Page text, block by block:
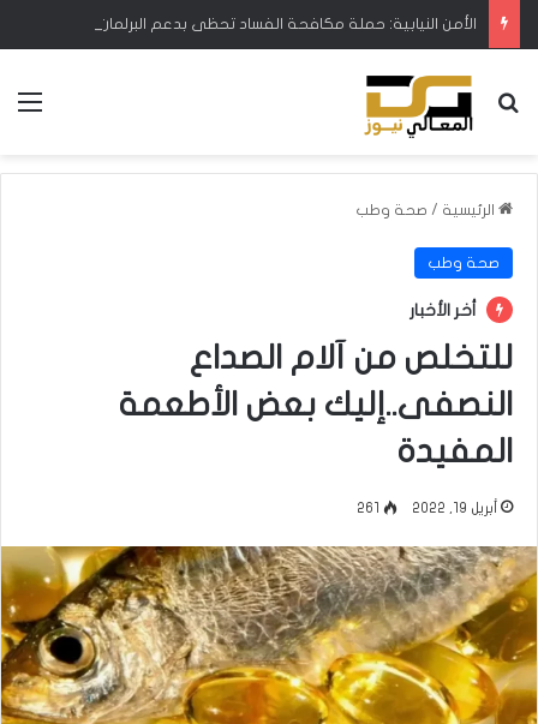
بحث عن
الرئيسية / صحة وطب
صحة وطب
أخر الأخبار
للتخلص من آلام الصداع
النصفى..إليك بعض الأطعمة
المفيدة
أبريل 19, 2022 261